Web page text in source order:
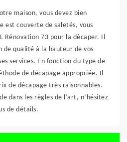
maison, vous devez bien
est couverte de saletés, vous
Rénovation 73 pour la décaper. Il
de qualité à la hauteur de vos
services. En fonction du type de
de décapage appropriée. Il
de décapage très raisonnables.
dans les règles de l’art, n’hésitez
de détails.